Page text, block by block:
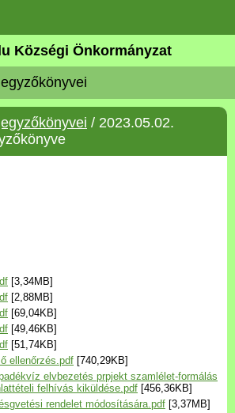
Községi Önkormányzat
/ 2023.05.02.
[3,34MB]
[2,88MB]
[69,04KB]
[49,46KB]
[51,74KB]
ellenőrzés.pdf [740,29KB]
elvbezetés prpjekt szamlélet-formálás
felhívás kiküldése.pdf [456,36KB]
rendelet módosítására.pdf [3,37MB]